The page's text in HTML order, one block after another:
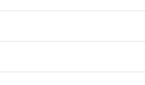
oświetlenia posesji,
SUNARI FLS-03
wydajne panele solarne,